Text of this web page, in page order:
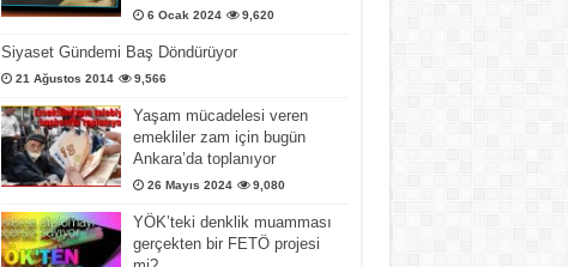
6 Ocak 2024 9,620
Siyaset Gündemi Baş Döndürüyor
21 Ağustos 2014 9,566
Yaşam mücadelesi veren
emekliler zam için bugün
Ankara’da toplanıyor
26 Mayıs 2024 9,080
YÖK’teki denklik muamması
gerçekten bir FETÖ projesi